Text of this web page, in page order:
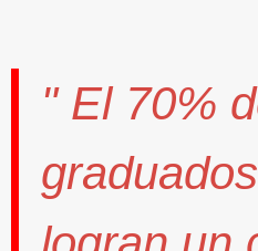
" El 70%